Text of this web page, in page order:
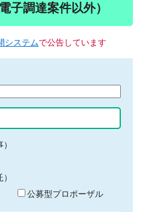
子調達案件以外）
システムで公告しています
公募型プロポーザル